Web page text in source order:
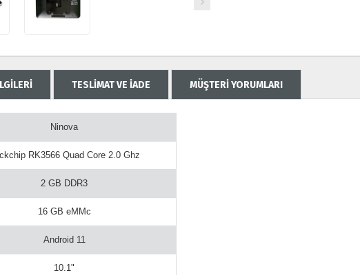
TESLİMAT VE İADE MÜŞTERİ YORUMLARI
Ninova
RK3566 Quad Core 2.0 Ghz
2 GB DDR3
16 GB eMMc
Android 11
10.1"